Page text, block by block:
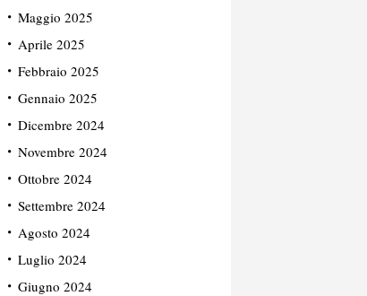
Maggio 2025
Aprile 2025
Febbraio 2025
Gennaio 2025
Dicembre 2024
Novembre 2024
Ottobre 2024
Settembre 2024
Agosto 2024
Luglio 2024
Giugno 2024